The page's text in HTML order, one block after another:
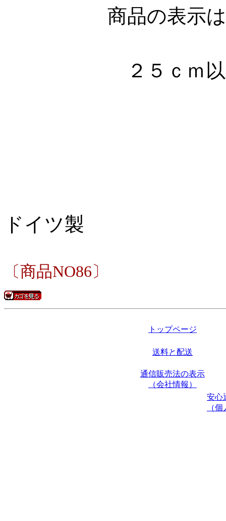
商品の表示は２３
２５ｃｍ以上の
ドイツ製
〔商品NO86〕
トップページ
送料と配送
通信販売法の表示
（会社情報）
安心
（